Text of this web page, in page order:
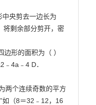
央剪去一边长为
将剩余部分剪开，密
形的面积为（ ）
D．
两个连续奇数的平方
如（8＝32﹣12，16